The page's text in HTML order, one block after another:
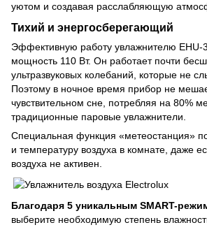
уютом и создавая расслабляющую
Тихий и энергосберегающий
Эффективную работу увлажнителю EHU-
мощность 110 Вт. Он работает почти
ультразвуковых колебаний, которые не
Поэтому в ночное время прибор не
чувствительном сне, потребляя на 80%
традиционные паровые увлажнители.
Специальная функция «метеостанция»
и температуру воздуха в комнате, даже
воздуха не активен.
Благодаря 5 уникальным SMART-
выберите необходимую степень